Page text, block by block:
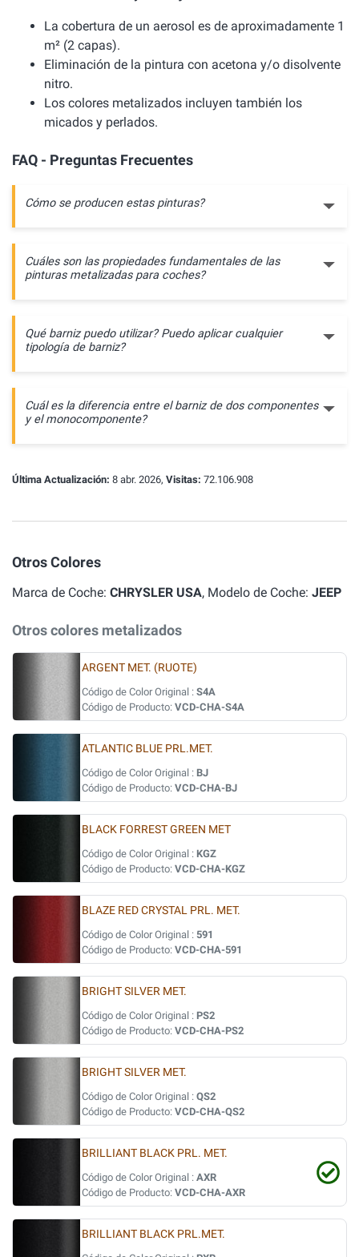
La cobertura de un aerosol es de aproximadamente 1
m² (2 capas).
Eliminación de la pintura con acetona y/o disolvente
nitro.
Los colores metalizados incluyen también los
micados y perlados.
FAQ - Preguntas Frecuentes
Cómo se producen estas pinturas?
Cuáles son las propiedades fundamentales de las
pinturas metalizadas para coches?
Qué barniz puedo utilizar? Puedo aplicar cualquier
tipología de barniz?
Cuál es la diferencia entre el barniz de dos componentes
y el monocomponente?
Última Actualización: 8 abr. 2026, Visitas: 72.106.908
Otros Colores
Marca de Coche: CHRYSLER USA, Modelo de Coche: JEEP
Otros colores metalizados
ARGENT MET. (RUOTE)
Código de Color Original : S4A
Código de Producto: VCD-CHA-S4A
ATLANTIC BLUE PRL.MET.
Código de Color Original : BJ
Código de Producto: VCD-CHA-BJ
BLACK FORREST GREEN MET
Código de Color Original : KGZ
Código de Producto: VCD-CHA-KGZ
BLAZE RED CRYSTAL PRL. MET.
Código de Color Original : 591
Código de Producto: VCD-CHA-591
BRIGHT SILVER MET.
Código de Color Original : PS2
Código de Producto: VCD-CHA-PS2
BRIGHT SILVER MET.
Código de Color Original : QS2
Código de Producto: VCD-CHA-QS2
BRILLIANT BLACK PRL. MET.
Código de Color Original : AXR
Código de Producto: VCD-CHA-AXR
BRILLIANT BLACK PRL.MET.